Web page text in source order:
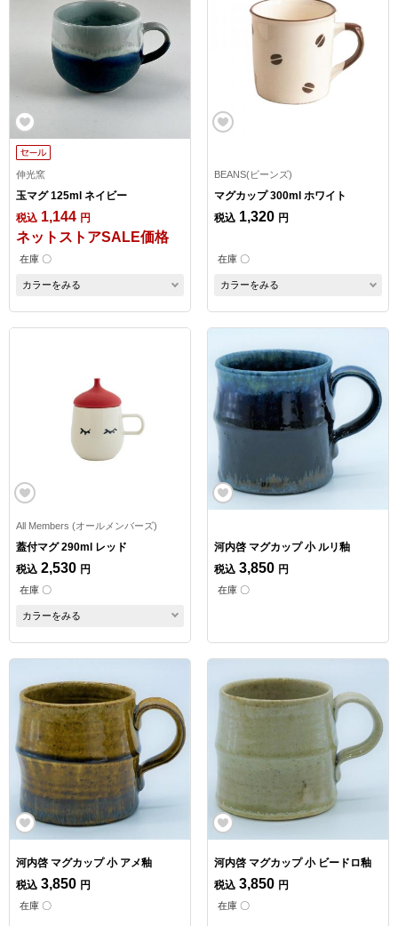
伸光窯
玉マグ 125ml ネイビー
税込 1,144 円
ネットストアSALE価格
在庫 〇
カラーをみる
BEANS(ビーンズ)
マグカップ 300ml ホワイト
税込 1,320 円
在庫 〇
カラーをみる
All Members (オールメンバーズ)
蓋付マグ 290ml レッド
税込 2,530 円
在庫 〇
カラーをみる
河内啓 マグカップ 小 ルリ釉
税込 3,850 円
在庫 〇
河内啓 マグカップ 小 アメ釉
税込 3,850 円
在庫 〇
河内啓 マグカップ 小 ビードロ釉
税込 3,850 円
在庫 〇